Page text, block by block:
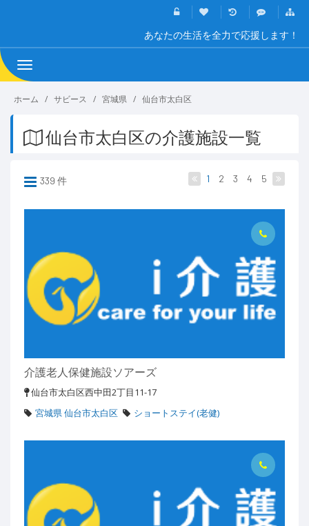
あなたの生活を全力で応援します！
Toggle
navigation
ホーム サビース 宮城県 仙台市太白区
仙台市太白区の介護施設一覧
339 件 1 2 3 4 5
介護老人保健施設ソアーズ
仙台市太白区西中田2丁目11-17
宮城県 仙台市太白区
ショートステイ(老健)